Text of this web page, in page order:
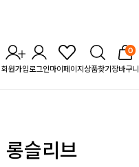
회원가입로그인마이페이지 상품찾기
0
장바구니
롱슬리브